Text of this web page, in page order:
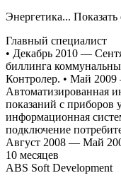
Энергетика...
Главный специалист
• Декабрь 2010 —
биллинга
Контролер. • Май
Автоматизированная
показаний с приборов
информационная
подключение
Август 2008 — Май
10 месяцев
ABS Soft Development